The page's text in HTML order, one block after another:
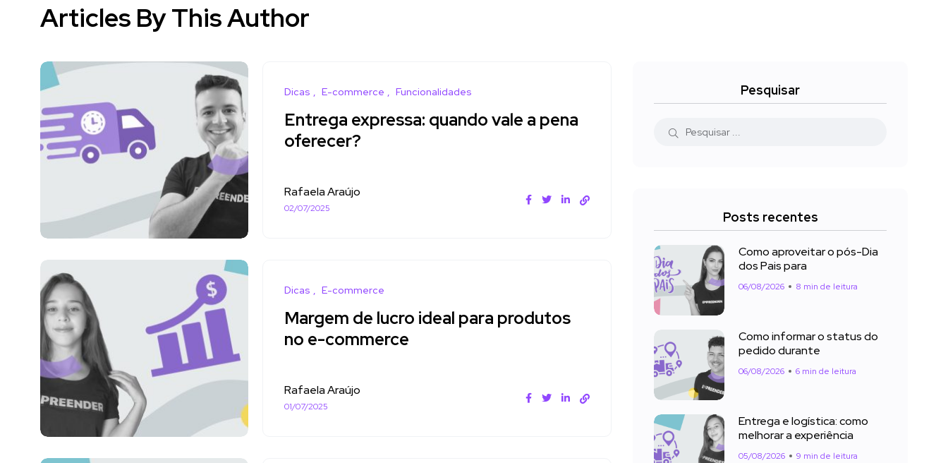
Articles By This Author
Dicas E-commerce Funcionalidades
Entrega expressa: quando vale a pena
oferecer?
Rafaela Araújo
02/07/2025
Dicas E-commerce
Margem de lucro ideal para produtos
no e-commerce
Rafaela Araújo
01/07/2025
Pesquisar
Posts recentes
Como aproveitar o pós-Dia
dos Pais para
06/08/2026 8 min de leitura
Como informar o status do
pedido durante
06/08/2026 6 min de leitura
Entrega e logística: como
melhorar a experiência
05/08/2026 9 min de leitura